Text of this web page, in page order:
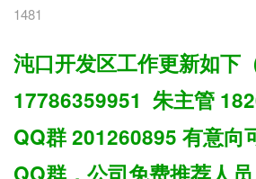
1481
沌口开发区工作更新如下
17786359951 朱主管
QQ群201260895 有意向